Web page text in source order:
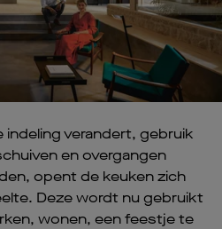
verandert, gebruik
en overgangen
opent de keuken zich
Deze wordt nu gebruikt
wonen, een feestje te